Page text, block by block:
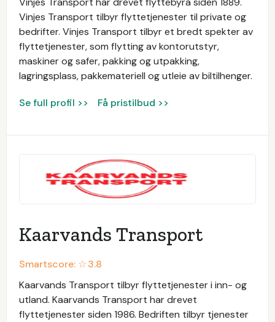
Vinjes Transport tilbyr flyttetjenester til private og
bedrifter. Vinjes Transport tilbyr et bredt spekter av
flyttetjenester, som flytting av kontorutstyr,
maskiner og safer, pakking og utpakking,
lagringsplass, pakkemateriell og utleie av biltilhenger.
Se full profil >> Få pristilbud >>
Kaarvands Transport
Smartscore: ☆3.8
Kaarvands Transport tilbyr flyttetjenester i inn- og
utland. Kaarvands Transport har drevet
flyttetjenester siden 1986. Bedriften tilbyr tjenester